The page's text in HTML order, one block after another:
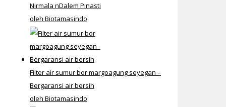
Nirmala nDalem Pinasti
oleh Biotamasindo
Filter air sumur bor margoagung seyegan –
Bergaransi air bersih
oleh Biotamasindo